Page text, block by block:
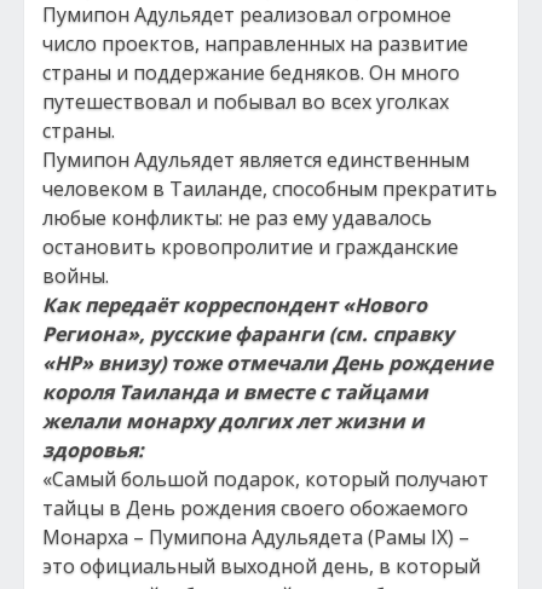
Пумипон Адульядет реализовал огромное
число проектов, направленных на развитие
страны и поддержание бедняков. Он много
путешествовал и побывал во всех уголках
страны.
Пумипон Адульядет является единственным
человеком в Таиланде, способным прекратить
любые конфликты: не раз ему удавалось
остановить кровопролитие и гражданские
войны.
Как передаёт корреспондент «Нового
Региона», русские фаранги (см. справку
«НР» внизу) тоже отмечали День рождение
короля Таиланда и вместе с тайцами
желали монарху долгих лет жизни и
здоровья:
«Самый большой подарок, который получают
тайцы в День рождения своего обожаемого
Монарха – Пумипона Адульядета (Рамы IX) –
это официальный выходной день, в который